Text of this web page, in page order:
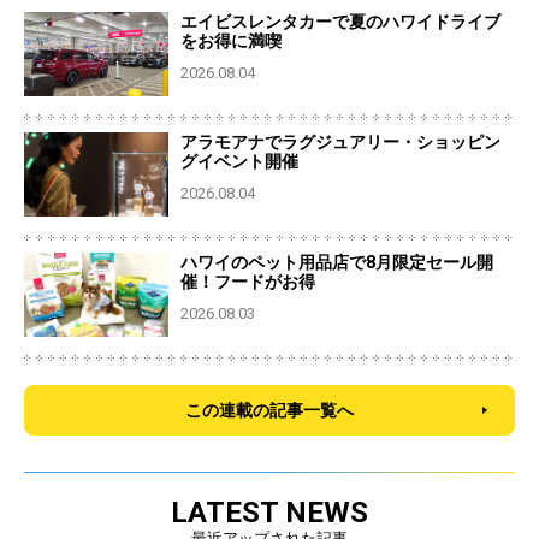
エイビスレンタカーで夏のハワイドライブ
をお得に満喫
2026.08.04
アラモアナでラグジュアリー・ショッピン
グイベント開催
2026.08.04
ハワイのペット用品店で8月限定セール開
催！フードがお得
2026.08.03
この連載の記事一覧へ
LATEST NEWS